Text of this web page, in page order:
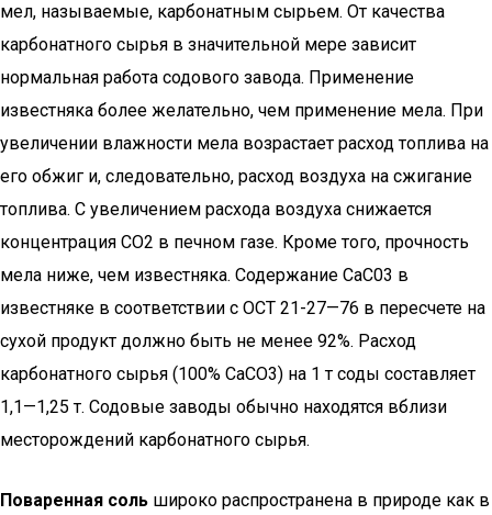
мел, на­зываемые, карбонатным сырьем. От качества
карбонатного сырья в значительной мере зависит
нормальная работа содово­го завода. Применение
известняка более желательно, чем при­менение мела. При
увеличении влажности мела возрастает рас­ход топлива на
его обжиг и, следовательно, расход воздуха на сжигание
топлива. С увеличением расхода воздуха снижается
концентрация СО2 в печном газе. Кроме того, прочность
мела ниже, чем известняка. Содержание СаС03 в
известняке в соответствии с ОСТ 21-27—76 в пересчете на
сухой продукт должно быть не менее 92%. Расход
карбонатного сырья (100% СаСО3) на 1 т соды составляет
1,1—1,25 т. Содовые заводы обычно на­ходятся вблизи
месторождений карбонатного сырья.
Поваренная соль широко распространена в природе как в